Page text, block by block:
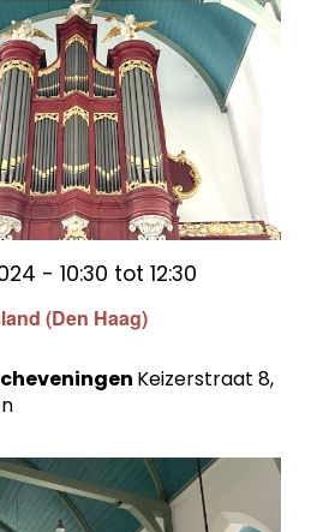
(Den Haag)
- 10:30 tot 12:30
Keizerstraat 8,